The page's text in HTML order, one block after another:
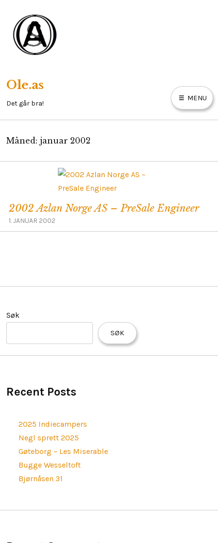
content
Ole.as
Det går bra!
MENU
HOBBY
OM MEG
E
N
PERSONVERNERKLÆRING
Måned: januar 2002
2002 Azlan Norge AS – PreSale Engineer
1. JANUAR 2002
Søk
SØK
Recent Posts
2025 Indiecampers
Negl sprett 2025
Gøteborg – Les Miserable
Bugge Wesseltoft
Bjørnåsen 31